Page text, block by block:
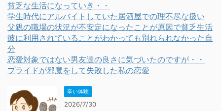
貧乏な生活になっていき・・
学生時代にアルバイトしていた居酒屋での理不尽な扱い
父親の職場の状況が不安定になったことが原因で貧乏生活
彼に利用されていることがわかっても別れられなかった自
分
恋愛対象ではない男友達の良さに気づいたのですが・・
プライドが邪魔をして失敗した私の恋愛
辛い体験
2026/7/30